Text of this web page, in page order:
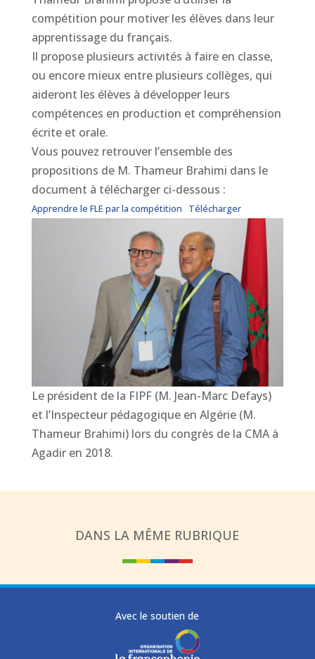
compétition pour motiver les élèves dans leur
apprentissage du français.
Il propose plusieurs activités à faire en classe,
ou encore mieux entre plusieurs collèges, qui
aideront les élèves à développer leurs
compétences en production et compréhension
écrite et orale.
Vous pouvez retrouver l’ensemble des
propositions de M. Thameur Brahimi dans le
document à télécharger ci-dessous :
Apprendre le FLE par la compétition Télécharger
Le président de la FIPF (M. Jean-Marc Defays)
et l’Inspecteur pédagogique en Algérie (M.
Thameur Brahimi) lors du congrès de la CMA à
Agadir en 2018.
DANS LA MÊME RUBRIQUE
Avec le soutien de